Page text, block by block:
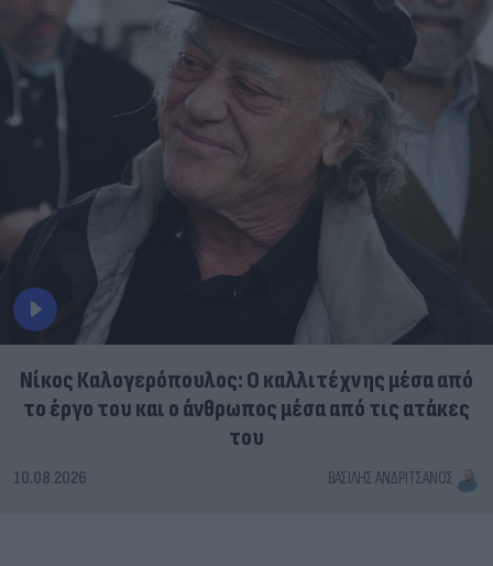
Νίκος Καλογερόπουλος: Ο καλλιτέχνης μέσα από
το έργο του και ο άνθρωπος μέσα από τις ατάκες